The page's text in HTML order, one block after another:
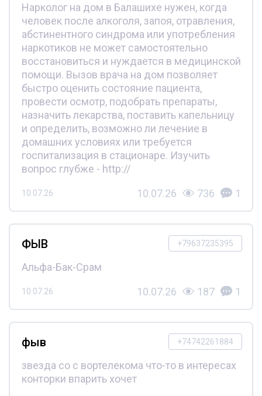
Нарколог на дом в Балашихе нужен, когда
человек после алкоголя, запоя, отравления,
абстинентного синдрома или употребления
наркотиков не может самостоятельно
восстановиться и нуждается в медицинской
помощи. Вызов врача на дом позволяет
быстро оценить состояние пациента,
провести осмотр, подобрать препараты,
назначить лекарства, поставить капельницу
и определить, возможно ли лечение в
домашних условиях или требуется
госпитализация в стационаре. Изучить
вопрос глубже - http://
10.07.26 10.07.26 736 1
+79637235395
ФЫВ
Альфа-Бак-Срам
10.07.26 10.07.26 187 1
+74742261884
фыв
звезда со с вортелекома что-то в интересах
конторки впарить хочет